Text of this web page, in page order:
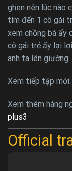
ghen nên lúc nào
tìm đến 1 cô gái
xem chồng bà ấy
cô gái trẻ ấy lại
anh ta lên giường.
Xem tiếp tập mới:
Xem thêm hàng
plus3
Official